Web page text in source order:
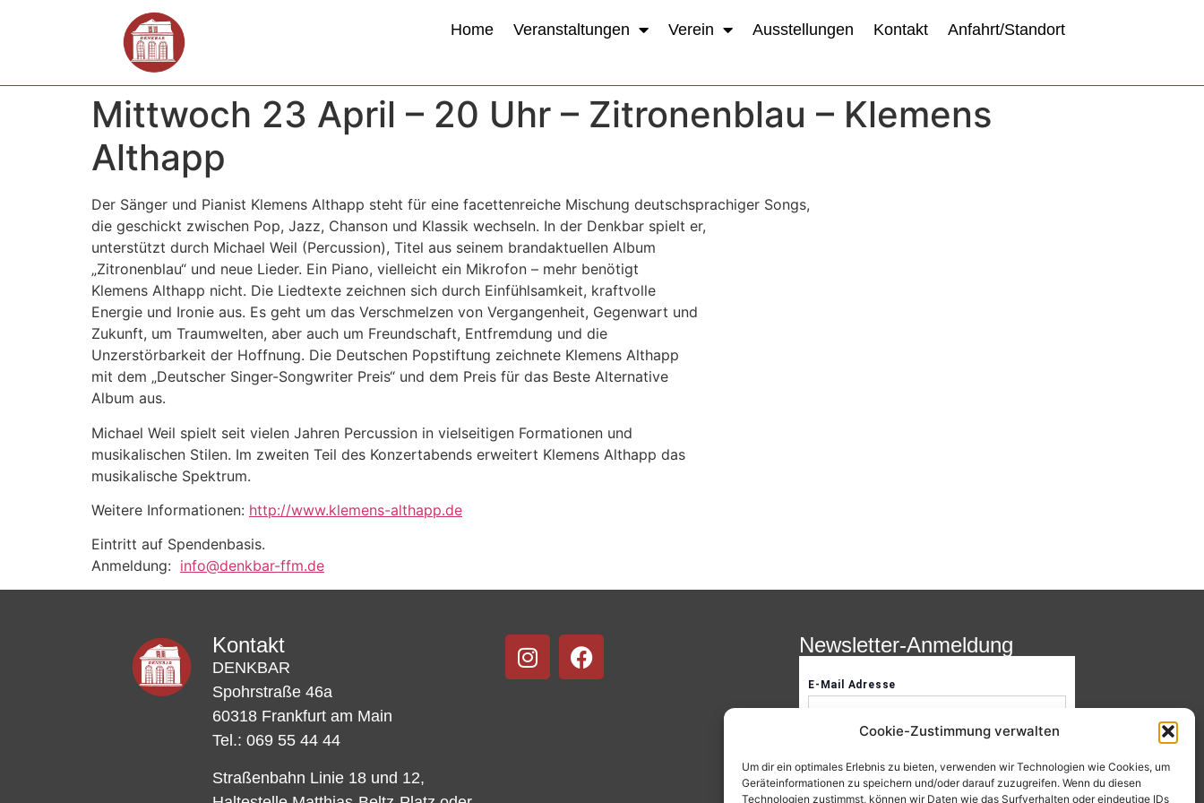
Cookie-Zustimmung verwalten
Um dir ein optimales Erlebnis zu bieten, verwenden wir Technologien wie Cookies, um
Geräteinformationen zu speichern und/oder darauf zuzugreifen. Wenn du diesen
Technologien zustimmst, können wir Daten wie das Surfverhalten oder eindeutige IDs
Home Veranstaltungen Verein Ausstellungen Kontakt Anfahrt/Standort
Mittwoch 23 April – 20 Uhr – Zitronenblau – Klemens
Althapp
Der Sänger und Pianist Klemens Althapp steht für eine facettenreiche Mischung deutschsprachiger Songs,
die geschickt zwischen Pop, Jazz, Chanson und Klassik wechseln. In der Denkbar spielt er,
unterstützt durch Michael Weil (Percussion), Titel aus seinem brandaktuellen Album
„Zitronenblau“ und neue Lieder. Ein Piano, vielleicht ein Mikrofon – mehr benötigt
Klemens Althapp nicht. Die Liedtexte zeichnen sich durch Einfühlsamkeit, kraftvolle
Energie und Ironie aus. Es geht um das Verschmelzen von Vergangenheit, Gegenwart und
Zukunft, um Traumwelten, aber auch um Freundschaft, Entfremdung und die
Unzerstörbarkeit der Hoffnung. Die Deutschen Popstiftung zeichnete Klemens Althapp
mit dem „Deutscher Singer-Songwriter Preis“ und dem Preis für das Beste Alternative
Album aus.
Michael Weil spielt seit vielen Jahren Percussion in vielseitigen Formationen und
musikalischen Stilen. Im zweiten Teil des Konzertabends erweitert Klemens Althapp das
musikalische Spektrum.
Weitere Informationen: http://www.klemens-althapp.de
Eintritt auf Spendenbasis.
Anmeldung: info@denkbar-ffm.de
Kontakt
DENKBAR
Spohrstraße 46a
60318 Frankfurt am Main
Tel.: 069 55 44 44
Straßenbahn Linie 18 und 12,
Newsletter-Anmeldung